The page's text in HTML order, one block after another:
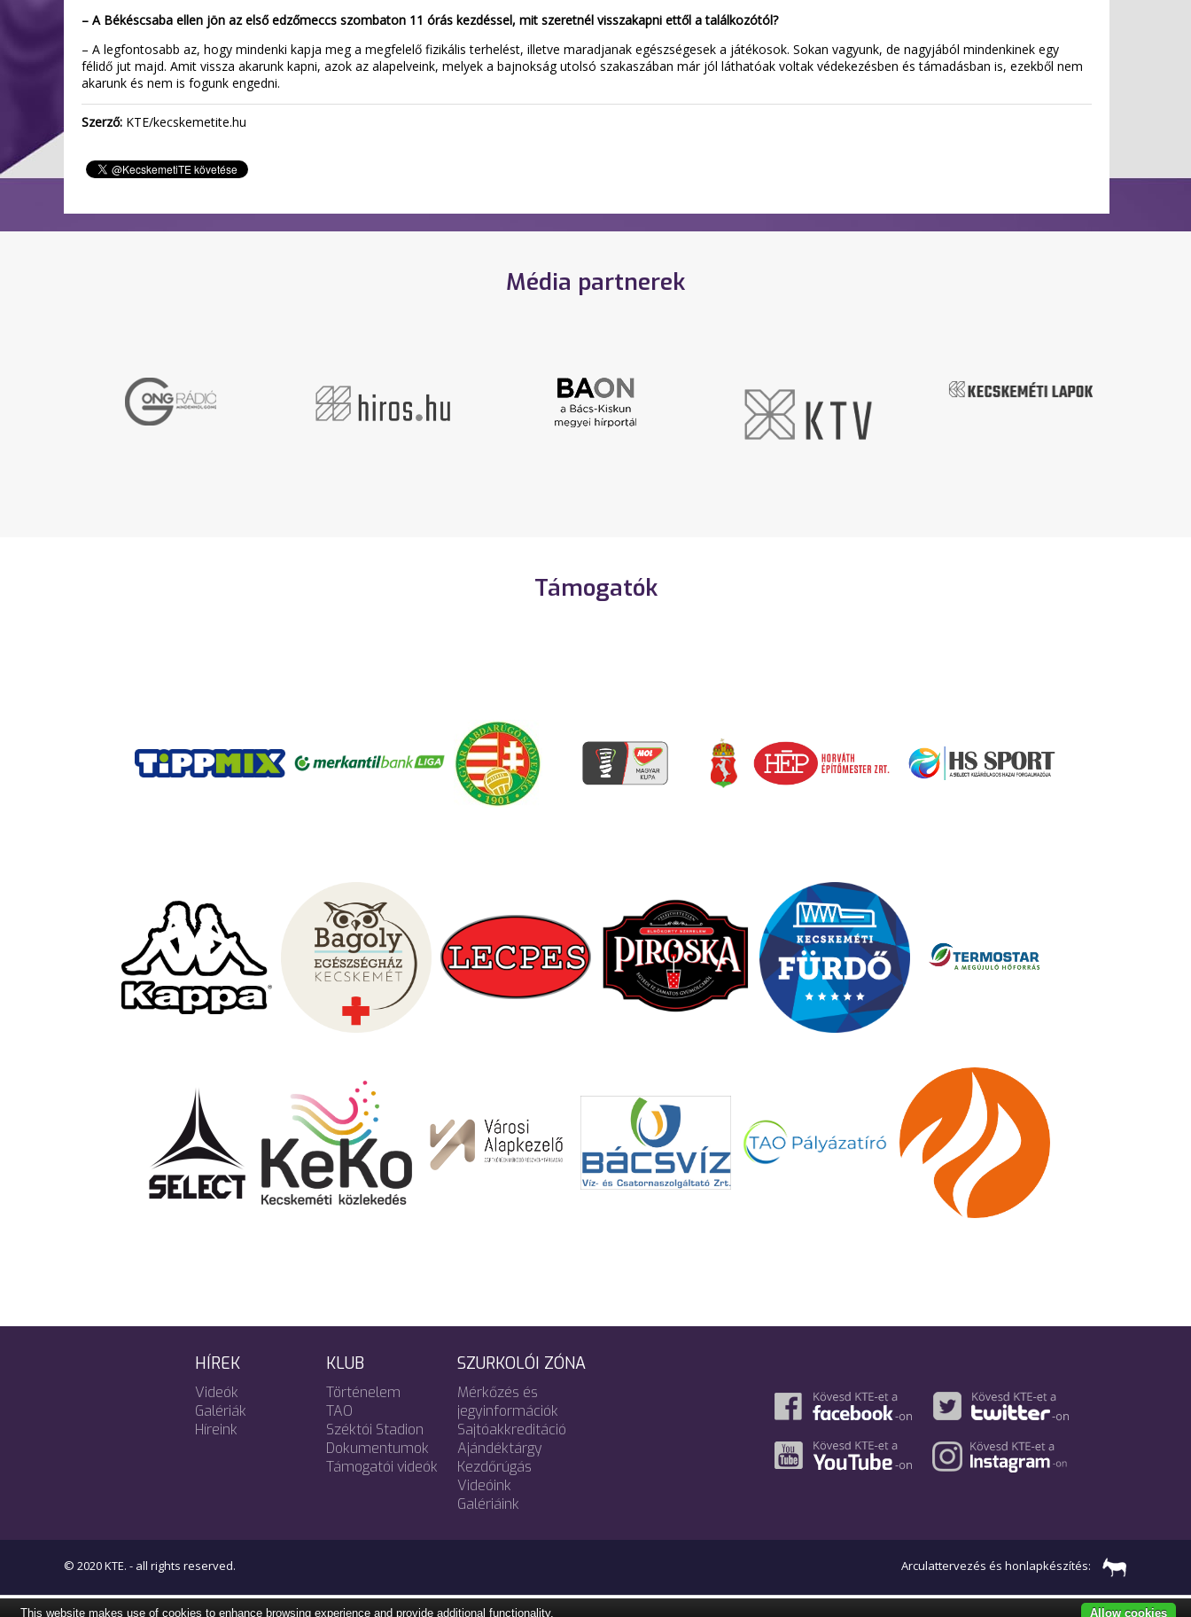
– A Békéscsaba ellen jön az első edzőmeccs szombaton 11 órás kezdéssel, mit szeretnél visszakapni ettől a találkozótól?
– A legfontosabb az, hogy mindenki kapja meg a megfelelő fizikális terhelést, illetve maradjanak egészségesek a játékosok. Sokan vagyunk, de nagyjából mindenkinek egy
félidő jut majd. Amit vissza akarunk kapni, azok az alapelveink, melyek a bajnokság utolsó szakaszában már jól láthatóak voltak védekezésben és támadásban is, ezekből nem
akarunk és nem is fogunk engedni.
Szerző: KTE/kecskemetite.hu
Média partnerek
Támogatók
HÍREK
Videók
Galériák
Híreink
KLUB
Történelem
TAO
Széktói Stadion
Dokumentumok
Támogatói videók
SZURKOLÓI ZÓNA
Mérkőzés és
jegyinformációk
Sajtóakkreditáció
Ajándéktárgy
Kezdőrúgás
Videóink
Galériáink
© 2020 KTE. - all rights reserved. Arculattervezés és honlapkészítés:
This website makes use of cookies to enhance browsing experience and provide additional functionality. Allow cookies